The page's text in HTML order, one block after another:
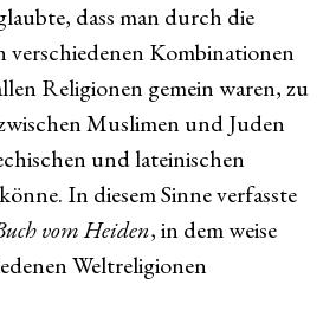
dass man durch die
Kombinationen
Religionen gemein waren, zu
Muslimen und Juden
und lateinischen
In diesem Sinne verfasste
vom Heiden, in dem weise
Weltreligionen